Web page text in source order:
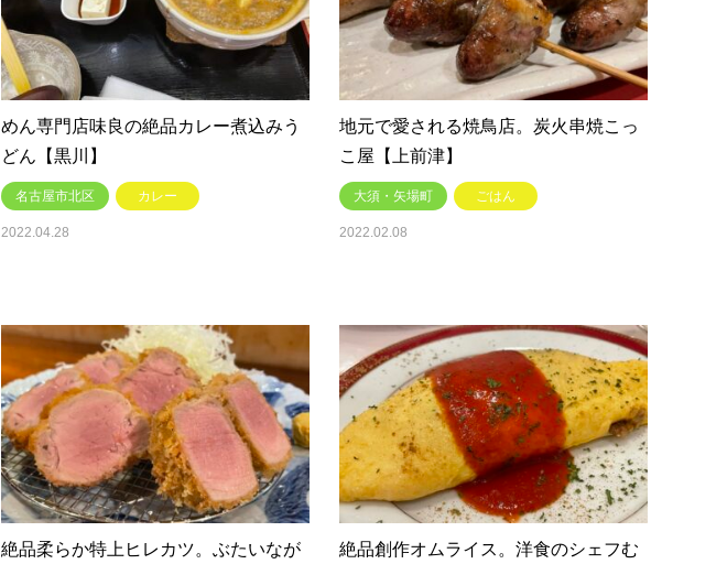
めん専門店味良の絶品カレー煮込みう
どん【黒川】
名古屋市北区 カレー
2022.04.28
地元で愛される焼鳥店。炭火串焼こっ
こ屋【上前津】
大須・矢場町 ごはん
2022.02.08
絶品柔らか特上ヒレカツ。ぶたいなが
絶品創作オムライス。洋食のシェフむ